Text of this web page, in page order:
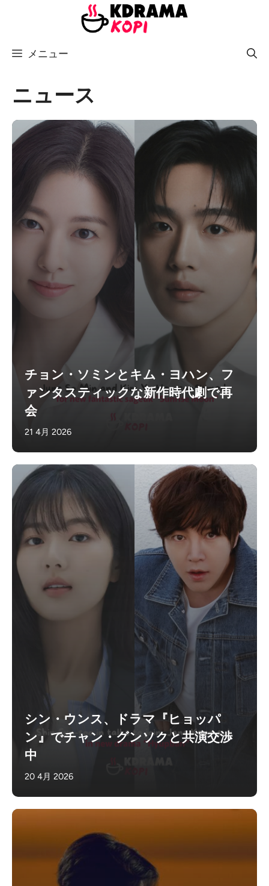
メニュー
ニュース
チョン・ソミンとキム・ヨハン、フ
ァンタスティックな新作時代劇で再
会
21 4月 2026
シン・ウンス、ドラマ『ヒョッパ
ン』でチャン・グンソクと共演交渉
中
20 4月 2026